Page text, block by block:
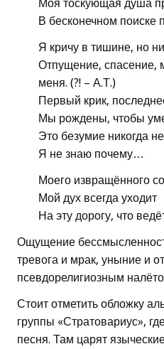
Моя тоскующая душа
В бесконечном поиске
Я кричу в тишине, но
Отпущение, спасение,
меня. (?! – А.Т.)
Первый крик,
Мы рождены, чтобы
Это безумие никогда
Я не знаю почему…
Моего извращённого
Мой дух всегда уходит
На эту дорогу, что
Ощущение
тревога и мрак, уныние и
псевдорелигиозным
Стоит отметить обложку
группы «Стратовариус»,
песня. Там царят